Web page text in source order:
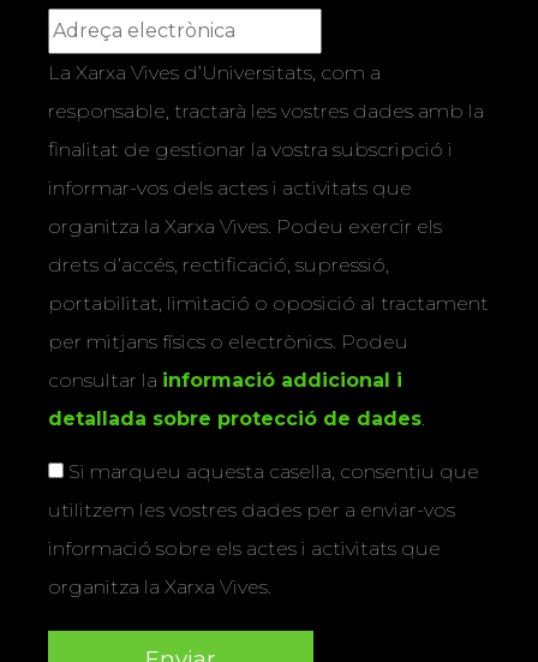
La Xarxa Vives d’Universitats, com a
responsable, tractarà les vostres dades amb la
finalitat de gestionar la vostra subscripció i
informar-vos dels actes i activitats que
organitza la Xarxa Vives. Podeu exercir els
drets d’accés, rectificació, supressió,
portabilitat, limitació o oposició al tractament
per mitjans físics o electrònics. Podeu
consultar la informació addicional i
detallada sobre protecció de dades
Si marqueu aquesta casella, consentiu que
utilitzem les vostres dades per a enviar-vos
informació sobre els actes i activitats que
organitza la Xarxa Vives.